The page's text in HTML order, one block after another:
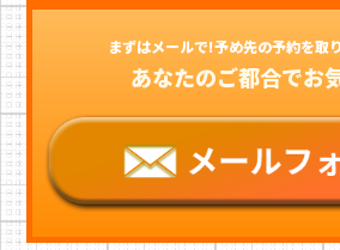
まずはメールで!予め先の予約を取
あなたのご都合でお